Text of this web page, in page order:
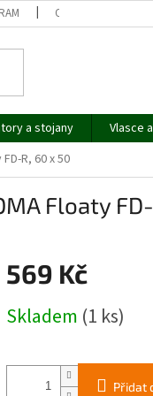
OBCHODNÍ
a stojany Vlasce
R, 60 x 50
Floaty
569 Kč
cena:
Skladem (1 ks)
Přidat